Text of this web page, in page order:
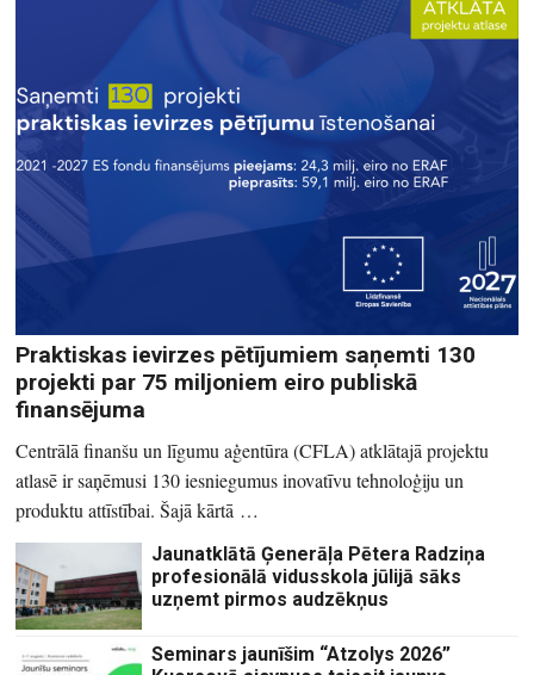
Praktiskas ievirzes pētījumiem saņemti 130
projekti par 75 miljoniem eiro publiskā
finansējuma
Centrālā finanšu un līgumu aģentūra (CFLA) atklātajā projektu
atlasē ir saņēmusi 130 iesniegumus inovatīvu tehnoloģiju un
produktu attīstībai. Šajā kārtā …
Jaunatklātā Ģenerāļa Pētera Radziņa
profesionālā vidusskola jūlijā sāks
uzņemt pirmos audzēkņus
Seminars jaunīšim “Atzolys 2026”